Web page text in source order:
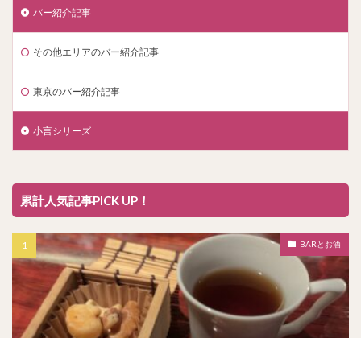
バー紹介記事
その他エリアのバー紹介記事
東京のバー紹介記事
小言シリーズ
累計人気記事PICK UP！
BARとお酒